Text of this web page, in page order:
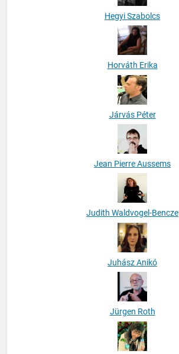
Hegyi Szabolcs
Horváth Erika
Járvás Péter
Jean Pierre Aussems
Judith Waldvogel-Bencze
Juhász Anikó
Jürgen Roth